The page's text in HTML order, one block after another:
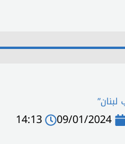
09/01/2024
14:13